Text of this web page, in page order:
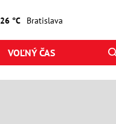
26 °C
VOĽNÝ ČAS